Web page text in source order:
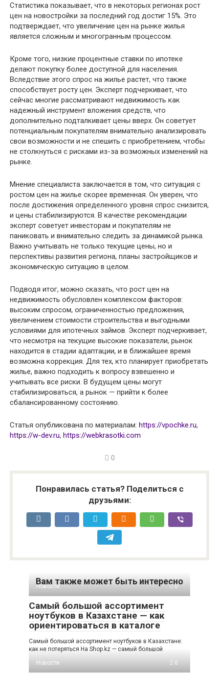
Статистика показывает, что в некоторых регионах рост
цен на новостройки за последний год достиг 15%. Это
подтверждает, что увеличение цен на рынке жилья
является сложным и многогранным процессом.
Кроме того, низкие процентные ставки по ипотеке
делают покупку более доступной для населения.
Вследствие этого спрос на жилье растет, что также
способствует росту цен. Эксперт подчеркивает, что
сейчас многие рассматривают недвижимость как
надежный инструмент вложения средств, что
дополнительно подталкивает цены вверх. Он советует
потенциальным покупателям внимательно анализировать
свои возможности и не спешить с приобретением, чтобы
не столкнуться с рисками из-за возможных изменений на
рынке.
Мнение специалиста заключается в том, что ситуация с
ростом цен на жилье скорее временная. Он уверен, что
после достижения определенного уровня спрос снизится,
и цены стабилизируются. В качестве рекомендации
эксперт советует инвесторам и покупателям не
паниковать и внимательно следить за динамикой рынка.
Важно учитывать не только текущие цены, но и
перспективы развития региона, планы застройщиков и
экономическую ситуацию в целом.
Подводя итог, можно сказать, что рост цен на
недвижимость обусловлен комплексом факторов:
высоким спросом, ограниченностью предложения,
увеличением стоимости строительства и выгодными
условиями для ипотечных займов. Эксперт подчеркивает,
что несмотря на текущие высокие показатели, рынок
находится в стадии адаптации, и в ближайшее время
возможна коррекция. Для тех, кто планирует приобретать
жилье, важно подходить к вопросу взвешенно и
учитывать все риски. В будущем цены могут
стабилизироваться, а рынок — прийти к более
сбалансированному состоянию.
Статья опубликована по материалам: https://vpochke.ru,
https://w-dev.ru, https://webkrasotki.com
0
Понравилась статья? Поделиться с
друзьями:
Вам также может быть интересно
Новости 0
Самый большой ассортимент
ноутбуков в Казахстане — как
ориентироваться в каталоге
Самый большой ассортимент ноутбуков в Казахстане:
как не потеряться На Shop.kz — самый большой
Новости
0